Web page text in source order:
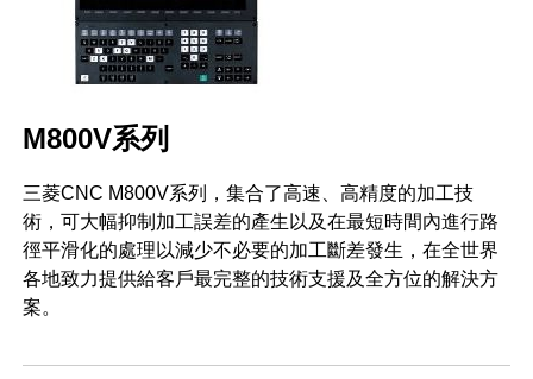
M800V系列
三菱CNC M800V系列，集合了高速、高精度的加工技
術，可大幅抑制加工誤差的產生以及在最短時間內進行路
徑平滑化的處理以減少不必要的加工斷差發生，在全世界
各地致力提供給客戶最完整的技術支援及全方位的解決方
案。